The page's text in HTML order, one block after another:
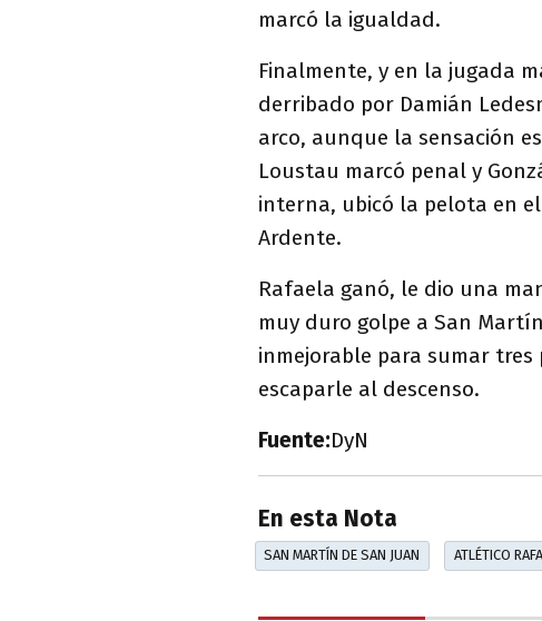
marcó la igualdad.
Finalmente, y en la jugada
derribado por Damián
arco, aunque la sensación
Loustau marcó penal y
interna, ubicó la pelota en
Ardente.
Rafaela ganó, le dio una
muy duro golpe a San
inmejorable para sumar
escaparle al descenso.
Fuente:DyN
En esta Nota
SAN MARTÍN DE SAN JUAN ATLÉTICO